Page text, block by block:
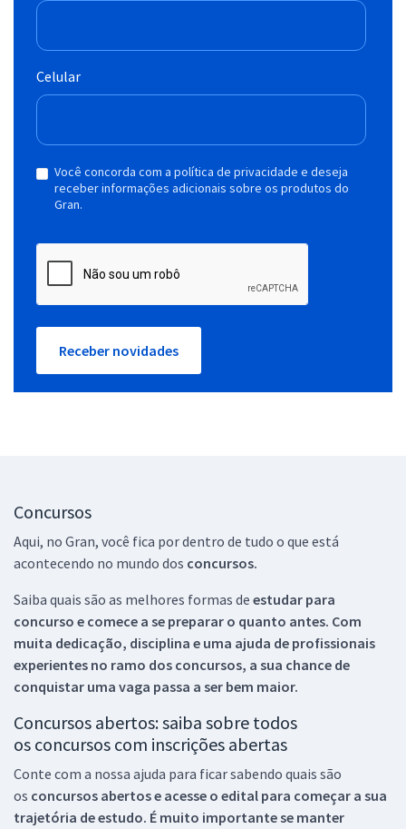
Celular
Você concorda com a política de privacidade e deseja
receber informações adicionais sobre os produtos do
Gran.
Receber novidades
Concursos
Aqui, no Gran, você fica por dentro de tudo o que está
acontecendo no mundo dos concursos.
Saiba quais são as melhores formas de estudar para
concurso e comece a se preparar o quanto antes. Com
muita dedicação, disciplina e uma ajuda de profissionais
experientes no ramo dos concursos, a sua chance de
conquistar uma vaga passa a ser bem maior.
Concursos abertos: saiba sobre todos
os concursos com inscrições abertas
Conte com a nossa ajuda para ficar sabendo quais são
os concursos abertos e acesse o edital para começar a sua
trajetória de estudo. É muito importante se manter